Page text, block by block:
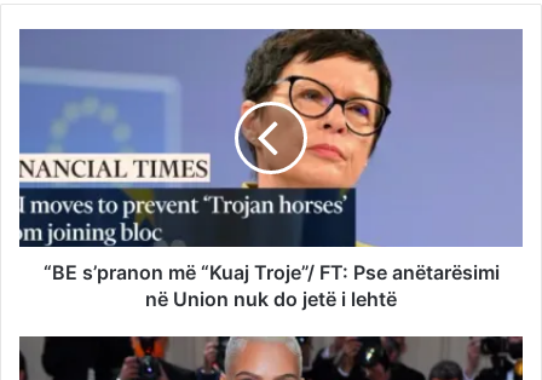
“BE s’pranon më “Kuaj Troje”/ FT: Pse anëtarësimi
në Union nuk do jetë i lehtë